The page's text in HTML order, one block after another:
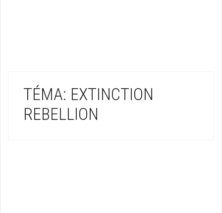
TÉMA: EXTINCTION
REBELLION